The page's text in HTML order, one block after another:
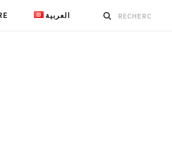
العربية